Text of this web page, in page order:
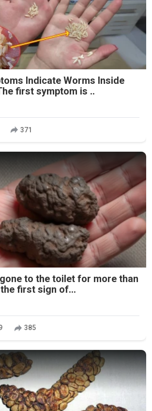
Indicate Worms Inside
first symptom is ..
371
gone to the toilet for more than
first sign of...
385